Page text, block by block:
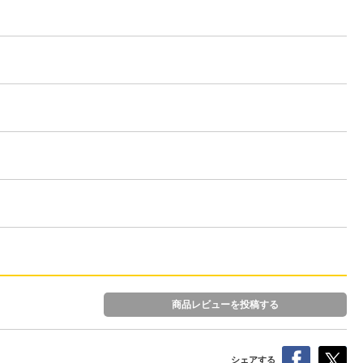
商品レビューを投稿する
シェアする